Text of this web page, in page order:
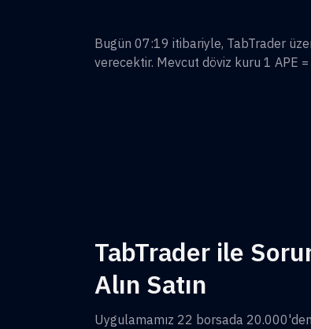
Bugün 07:19 itibariyle, TabTrader
verecektir. Mevcut döviz kuru 1 APE =
TabTrader ile
Alın Satın
Uygulamamız 22 borsada